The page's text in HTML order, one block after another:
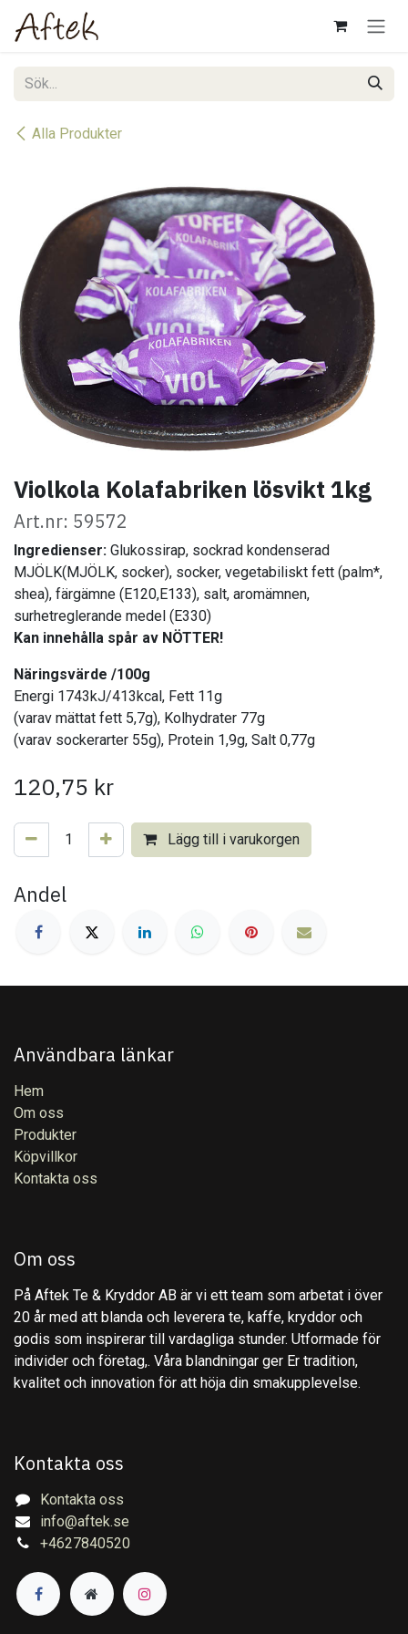
Hoppa till innehåll
Alla Produkter
Violkola Kolafabriken lösvikt 1kg
Art.nr: 59572
Ingredienser: Glukossirap, sockrad kondenserad
MJÖLK(MJÖLK, socker), socker, vegetabiliskt fett (palm*,
shea), färgämne (E120,E133), salt, aromämnen,
surhetreglerande medel (E330)
Kan innehålla spår av NÖTTER!
Näringsvärde /100g
Energi 1743kJ/413kcal, Fett 11g
(varav mättat fett 5,7g), Kolhydrater 77g
(varav sockerarter 55g), Protein 1,9g, Salt 0,77g
120,75 kr
Lägg till i varukorgen
Andel
Användbara länkar
Hem
Om oss
Produkter
Köpvillkor
Kontakta oss
Om oss
På Aftek Te & Kryddor AB är vi ett team som arbetat i över
20 år med att blanda och leverera te, kaffe, kryddor och
godis som inspirerar till vardagliga stunder. Utformade för
individer och företag,. Våra blandningar ger Er tradition,
kvalitet och innovation för att höja din smakupplevelse.
Kontakta oss
Kontakta oss
info@aftek.se
+4627840520